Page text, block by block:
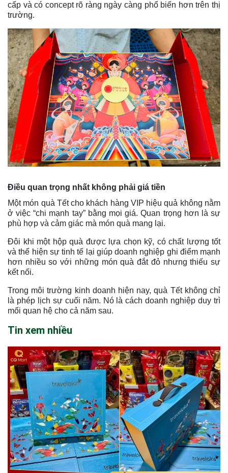
cấp và có concept rõ ràng ngày càng phổ biến hơn trên thị
trường.
Điều quan trọng nhất không phải giá tiền
Một món quà Tết cho khách hàng VIP hiệu quả không nằm
ở việc “chi mạnh tay” bằng mọi giá. Quan trọng hơn là sự
phù hợp và cảm giác mà món quà mang lại.
Đôi khi một hộp quà được lựa chọn kỹ, có chất lượng tốt
và thể hiện sự tinh tế lại giúp doanh nghiệp ghi điểm mạnh
hơn nhiều so với những món quà đắt đỏ nhưng thiếu sự
kết nối.
Trong môi trường kinh doanh hiện nay, quà Tết không chỉ
là phép lịch sự cuối năm. Nó là cách doanh nghiệp duy trì
mối quan hệ cho cả năm sau.
Tin xem nhiều